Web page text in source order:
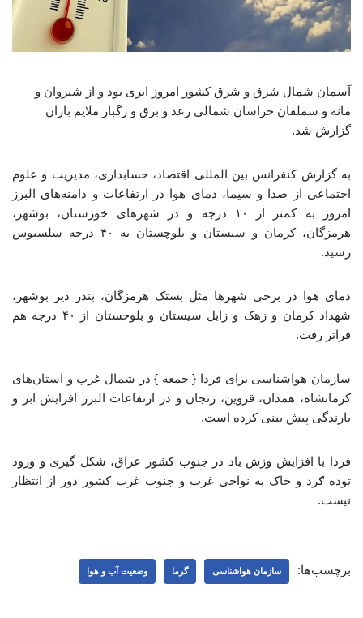
آسمان شمال شرق و شرق کشور امروز ابری بود و از شیروان و
مانه و سملقان خراسان شمالی رعد و برق و رگبار ملایم باران
گزارش شد.
به گزارش کنفرانس بین المللی اقتصاد، حسابداری، مدیریت و علوم
اجتماعی از صدا و سیما، دمای هوا در ارتفاعات و دامنه‌های البرز
امروز به کمتر از ۱۰ درجه و در شهرهای خوزستان، بوشهر،
هرمزگان، کرمان و سیستان و بلوچستان به ۴۰ درجه سلسیوس
رسید.
دمای هوا در برخی شهرها مثل بستک هرمزگان، بندر دیر بوشهر،
شهداد کرمان و زهک و زابل سیستان و بلوچستان از ۴۰ درجه هم
فراتر رفت.
سازمان هواشناسی برای فردا { جمعه } در شمال غرب و استان‌های
کرمانشاه، همدان، قزوین، زنجان و در ارتفاعات البرز افزایش ابر و
بارندگی پیش بینی کرده است.
فردا با افزایش وزش باد در جنوب کشور عراق، شکل گیری و ورود
توده ګرد و خاک به نواحی غرب و جنوب غرب کشور دور از انتظار
نیست.
برچسب‌ها: سازمان هواشناسی گرما وضعیت آب و هوا